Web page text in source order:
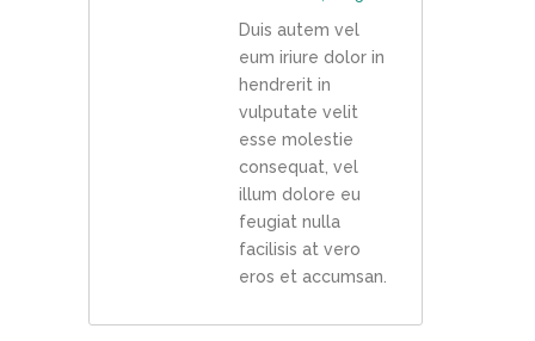
Duis autem vel
eum iriure dolor in
hendrerit in
vulputate velit
esse molestie
consequat, vel
illum dolore eu
feugiat nulla
facilisis at vero
eros et accumsan.